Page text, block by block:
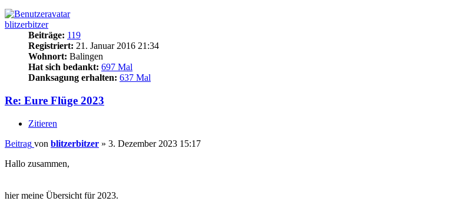
blitzerbitzer
Beiträge: 119
Registriert: 21. Januar 2016 21:34
Wohnort: Balingen
Hat sich bedankt: 697 Mal
Danksagung erhalten: 637 Mal
Re: Eure Flüge 2023
Zitieren
Beitrag von blitzerbitzer » 3. Dezember 2023 15:17
Hallo zusammen,
hier meine Übersicht für 2023.